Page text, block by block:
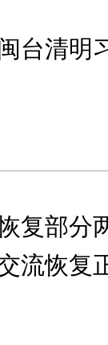
台清明
复部分
流恢复